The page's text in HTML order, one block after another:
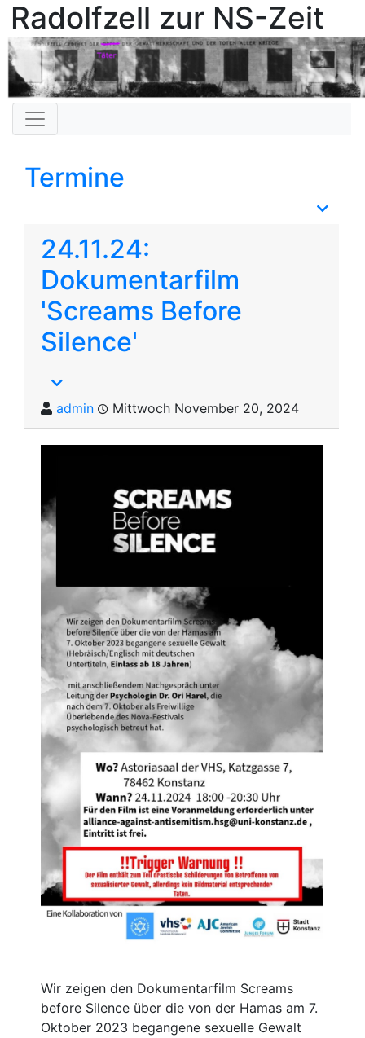
Radolfzell zur NS-Zeit
Termine
24.11.24:
Dokumentarfilm
'Screams Before
Silence'
admin Mittwoch November 20, 2024
Wir zeigen den Dokumentarfilm Screams
before Silence über die von der Hamas am 7.
Oktober 2023 begangene sexuelle Gewalt